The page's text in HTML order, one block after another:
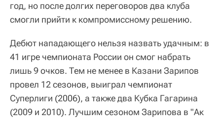
год, но после долгих переговоров два клуба
смогли прийти к компромиссному решению.
Дебют нападающего нельзя назвать удачным: в
41 игре чемпионата России он смог набрать
лишь 9 очков. Тем не менее в Казани Зарипов
провел 12 сезонов, выиграл чемпионат
Суперлиги (2006), а также два Кубка Гагарина
(2009 и 2010). Лучшим сезоном Зарипова в "Ак